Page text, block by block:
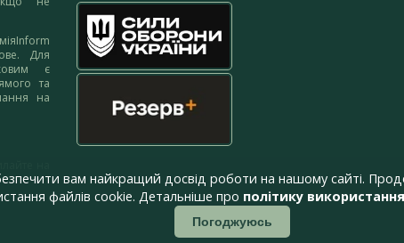
Для
є
та
на
вам найкращий досвід роботи на нашому сайті.
файлів cookie. Детальніше про політику
Погоджуюсь